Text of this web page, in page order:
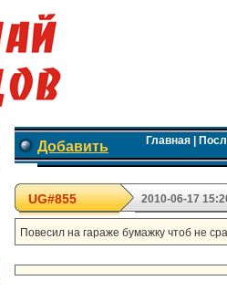
Добавить Главная|
UG#855 2010-06-17
Повесил на гараже бумажку чтоб не